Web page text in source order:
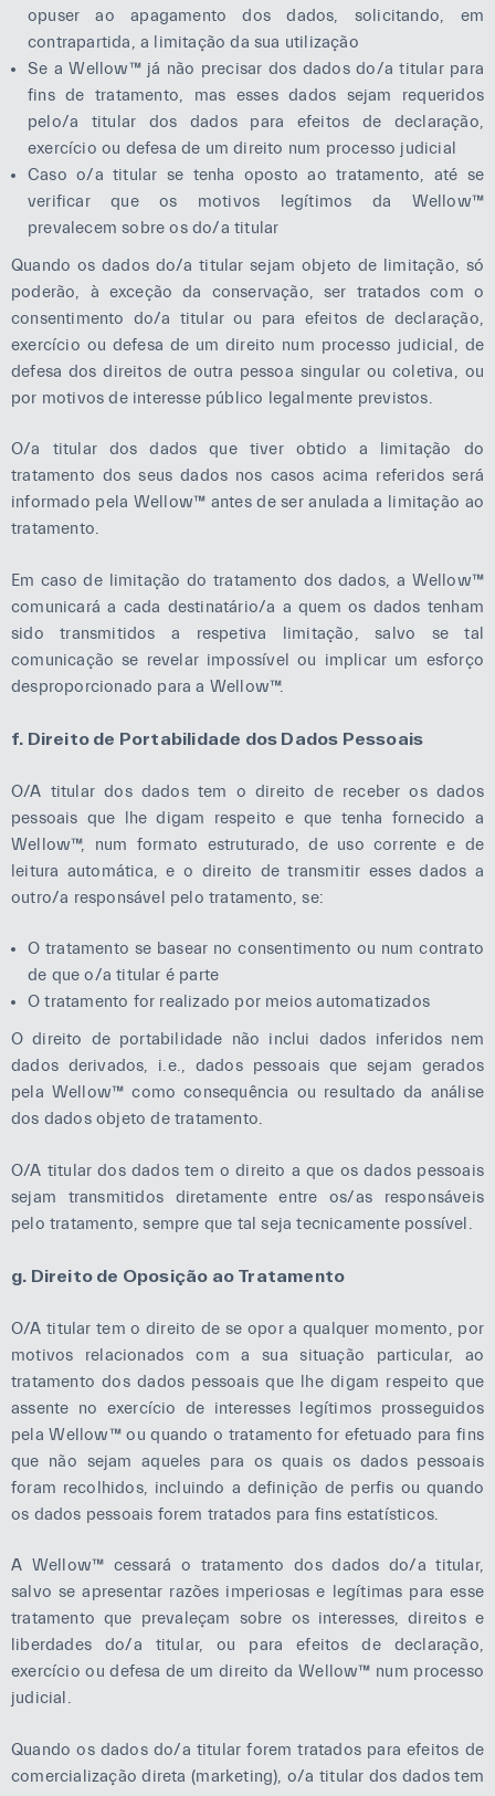
opuser ao apagamento dos dados, solicitando, em
contrapartida, a limitação da sua utilização
Se a Wellow™ já não precisar dos dados do/a titular para
fins de tratamento, mas esses dados sejam requeridos
pelo/a titular dos dados para efeitos de declaração,
exercício ou defesa de um direito num processo judicial
Caso o/a titular se tenha oposto ao tratamento, até se
verificar que os motivos legítimos da Wellow™
prevalecem sobre os do/a titular
Quando os dados do/a titular sejam objeto de limitação, só
poderão, à exceção da conservação, ser tratados com o
consentimento do/a titular ou para efeitos de declaração,
exercício ou defesa de um direito num processo judicial, de
defesa dos direitos de outra pessoa singular ou coletiva, ou
por motivos de interesse público legalmente previstos.
O/a titular dos dados que tiver obtido a limitação do
tratamento dos seus dados nos casos acima referidos será
informado pela Wellow™ antes de ser anulada a limitação ao
tratamento.
Em caso de limitação do tratamento dos dados, a Wellow™
comunicará a cada destinatário/a a quem os dados tenham
sido transmitidos a respetiva limitação, salvo se tal
comunicação se revelar impossível ou implicar um esforço
desproporcionado para a Wellow™.
f. Direito de Portabilidade dos Dados Pessoais
O/A titular dos dados tem o direito de receber os dados
pessoais que lhe digam respeito e que tenha fornecido a
Wellow™, num formato estruturado, de uso corrente e de
leitura automática, e o direito de transmitir esses dados a
outro/a responsável pelo tratamento, se:
O tratamento se basear no consentimento ou num contrato
de que o/a titular é parte
O tratamento for realizado por meios automatizados
O direito de portabilidade não inclui dados inferidos nem
dados derivados, i.e., dados pessoais que sejam gerados
pela Wellow™ como consequência ou resultado da análise
dos dados objeto de tratamento.
O/A titular dos dados tem o direito a que os dados pessoais
sejam transmitidos diretamente entre os/as responsáveis
pelo tratamento, sempre que tal seja tecnicamente possível.
g. Direito de Oposição ao Tratamento
O/A titular tem o direito de se opor a qualquer momento, por
motivos relacionados com a sua situação particular, ao
tratamento dos dados pessoais que lhe digam respeito que
assente no exercício de interesses legítimos prosseguidos
pela Wellow™ ou quando o tratamento for efetuado para fins
que não sejam aqueles para os quais os dados pessoais
foram recolhidos, incluindo a definição de perfis ou quando
os dados pessoais forem tratados para fins estatísticos.
A Wellow™ cessará o tratamento dos dados do/a titular,
salvo se apresentar razões imperiosas e legítimas para esse
tratamento que prevaleçam sobre os interesses, direitos e
liberdades do/a titular, ou para efeitos de declaração,
exercício ou defesa de um direito da Wellow™ num processo
judicial.
Quando os dados do/a titular forem tratados para efeitos de
comercialização direta (marketing), o/a titular dos dados tem